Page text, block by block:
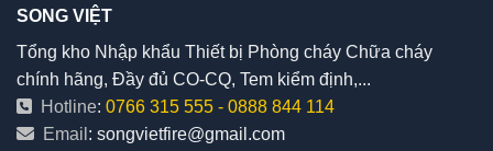
SONG VIỆT
Tổng kho Nhập khẩu Thiết bị Phòng cháy Chữa cháy
chính hãng, Đầy đủ CO-CQ, Tem kiểm định,...
Hotline: 0766 315 555 - 0888 844 114
Email : songvietfire@gmail.com